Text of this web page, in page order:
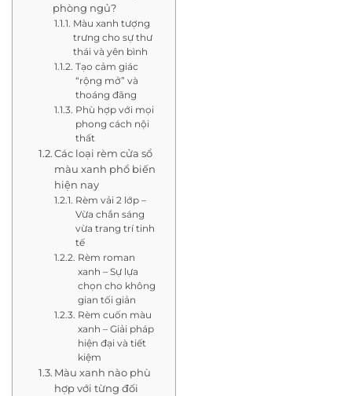
phòng ngủ?
Màu xanh tượng
trưng cho sự thư
thái và yên bình
Tạo cảm giác
“rộng mở” và
thoáng đãng
Phù hợp với mọi
phong cách nội
thất
Các loại rèm cửa sổ
màu xanh phổ biến
hiện nay
Rèm vải 2 lớp –
Vừa chắn sáng
vừa trang trí tinh
tế
Rèm roman
xanh – Sự lựa
chọn cho không
gian tối giản
Rèm cuốn màu
xanh – Giải pháp
hiện đại và tiết
kiệm
Màu xanh nào phù
hợp với từng đối